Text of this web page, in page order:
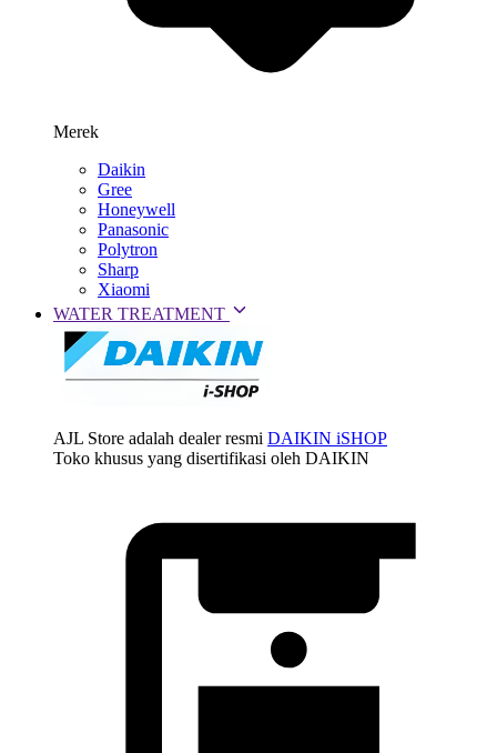
Merek
Daikin
Gree
Honeywell
Panasonic
Polytron
Sharp
Xiaomi
WATER TREATMENT
AJL Store adalah dealer resmi DAIKIN iSHOP
Toko khusus yang disertifikasi oleh DAIKIN